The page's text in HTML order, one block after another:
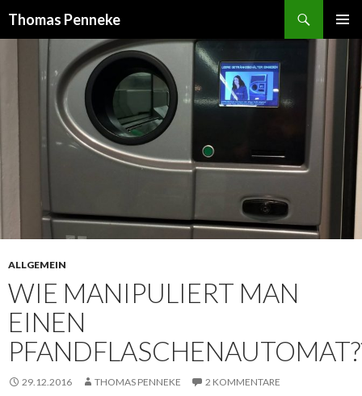
Thomas Penneke
MENÜ
ALLGEMEIN
WIE MANIPULIERT MAN
EINEN
29.12.2016 THOMAS PENNEKE 2 KOMMENTARE